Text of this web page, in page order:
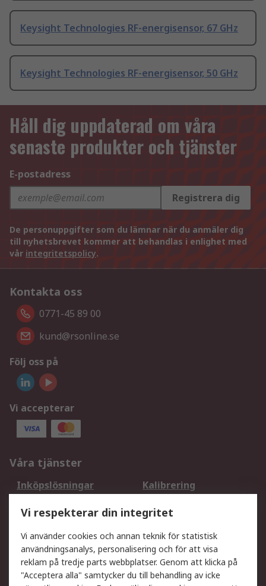
Keysight Technologies RF-energisensor, 67 GHz
Keysight Technologies RF-energisensor, 50 GHz
Håll dig uppdaterad om våra
senaste produkter och tjänster
E-postadress
Registrera dig
De personuppgifter som du lämnar när du anmäler dig
till nyhetsbrevet kommer att behandlas i enlighet med
vår integritetspolicy.
Kontakta oss
0771-45 89 00
kund@rsonline.se
Följ oss på
Vi accepterar
Våra tjänster
Inköpslösningar
Kalibrering
DesignSpark
Teknisk Support
Ditt lokala säljteam
Exportlösningar
Support
Vi respekterar din integritet
Vi använder cookies och annan teknik för statistisk
användningsanalys, personalisering och för att visa
reklam på tredje parts webbplatser. Genom att klicka på
"Acceptera alla" samtycker du till behandling av icke